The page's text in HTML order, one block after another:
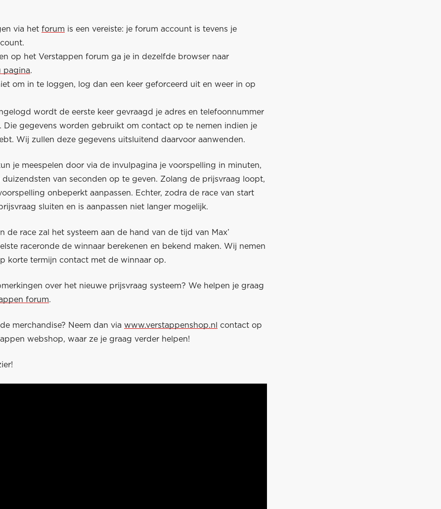
via het forum is een vereiste: je forum account is tevens je
op het Verstappen forum ga je in dezelfde browser naar
pagina.
om in te loggen, log dan een keer geforceerd uit en weer in op
wordt de eerste keer gevraagd je adres en telefoonnummer
Die gegevens worden gebruikt om contact op te nemen indien je
Wij zullen deze gegevens uitsluitend daarvoor aanwenden.
je meespelen door via de invulpagina je voorspelling in minuten,
duizendsten van seconden op te geven. Zolang de prijsvraag loopt,
onbeperkt aanpassen. Echter, zodra de race van start
sluiten en is aanpassen niet langer mogelijk.
de race zal het systeem aan de hand van de tijd van Max’
raceronde de winnaar berekenen en bekend maken. Wij nemen
korte termijn contact met de winnaar op.
over het nieuwe prijsvraag systeem? We helpen je graag
forum.
merchandise? Neem dan via www.verstappenshop.nl
contact op
webshop, waar ze je graag verder helpen!